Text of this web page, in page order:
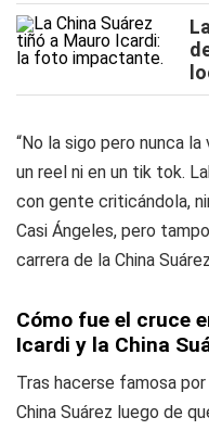
“No la sigo pero nunca la
un reel ni en un tik tok.
con gente criticándola,
Casi Ángeles, pero
carrera de la China
Cómo fue el cruce
Icardi y la China
Tras hacerse famosa
China Suárez luego de